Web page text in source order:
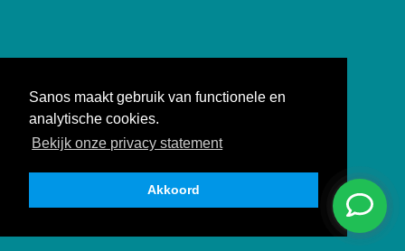
Sanos maakt gebruik van functionele en
analytische cookies.
Bekijk onze privacy statement
Akkoord